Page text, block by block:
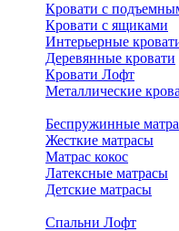
Кровати с
Кровати с ящиками
Интерьерные
Деревянные кровати
Кровати Лофт
Металлические
Беспружинные
Жесткие матрасы
Матрас кокос
Латексные матрасы
Детские матрасы
Спальни Лофт